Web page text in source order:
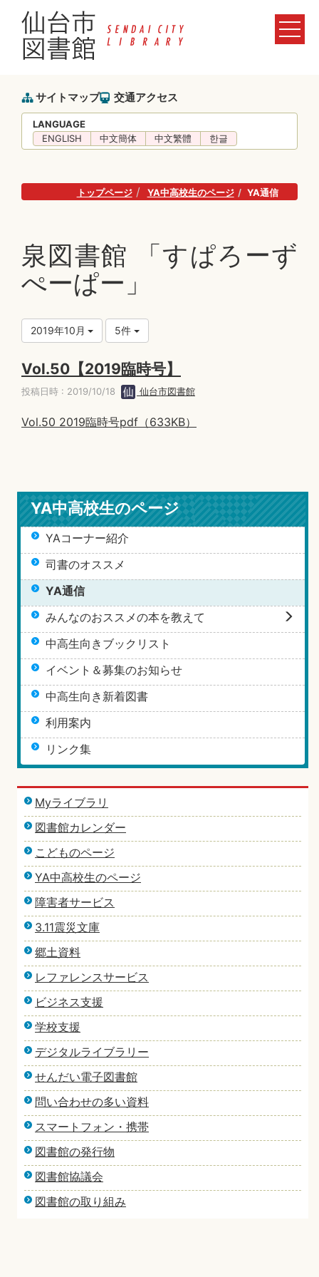
サイトマップ 交通アクセス
LANGUAGE
ENGLISH
中文簡体 中文繁體 한글
トップページ YA中高校生のページ YA通信
泉図書館 「すぱろーず
ぺーぱー」
2019年10月 5件
Vol.50【2019臨時号】
投稿日時 : 2019/10/18 仙台市図書館
Vol.50 2019臨時号pdf（633KB）
YA中高校生のページ
YAコーナー紹介
司書のオススメ
YA通信
みんなのおススメの本を教えて
中高生向きブックリスト
イベント＆募集のお知らせ
中高生向き新着図書
利用案内
リンク集
Myライブラリ
図書館カレンダー
こどものページ
YA中高校生のページ
障害者サービス
3.11震災文庫
郷土資料
レファレンスサービス
ビジネス支援
学校支援
デジタルライブラリー
せんだい電子図書館
問い合わせの多い資料
スマートフォン・携帯
図書館の発行物
図書館協議会
図書館の取り組み